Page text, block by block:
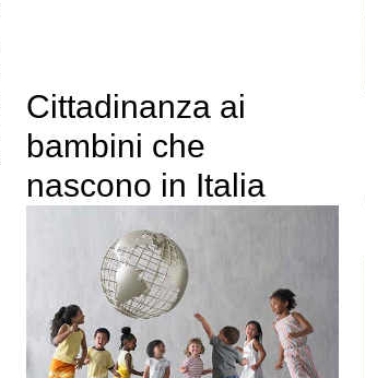
Cittadinanza ai
bambini che
nascono in Italia